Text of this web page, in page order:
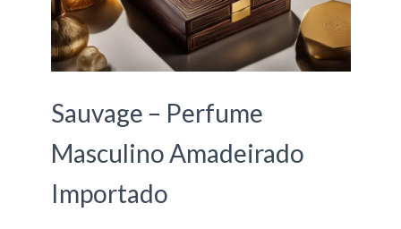
Sauvage – Perfume
Masculino Amadeirado
Importado